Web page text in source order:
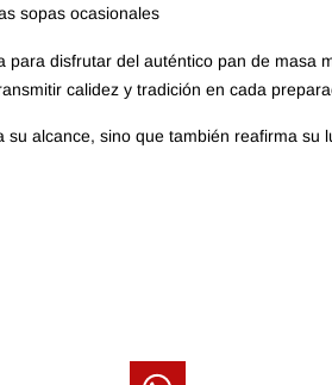
sopas ocasionales
para disfrutar del auténtico pan de
calidez y tradición en cada
alcance, sino que también reafirma